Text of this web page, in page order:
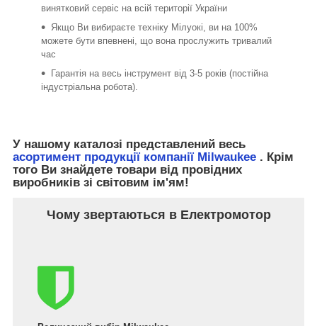
винятковий сервіс на всій території України
Якщо Ви вибираєте техніку Мілуокі, ви на 100%
можете бути впевнені, що вона прослужить тривалий
час
Гарантія на весь інструмент від 3-5 років (постійна
індустріальна робота).
У нашому каталозі представлений весь
асортимент продукції компанії Milwaukee . Крім
того Ви знайдете товари від провідних
виробників зі світовим ім'ям!
Чому звертаються в Електромотор